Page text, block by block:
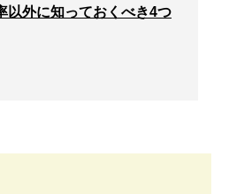
以外に知っておくべき4つ